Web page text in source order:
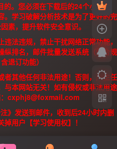
。您必须在下载后的24个小时之
。学习破解分析技术是为了更好的完
素，提升软件安全意识。
法违规，禁止干扰网络正常功能，
纵排名，邮件批量发送系统（需合规
退订功能）
者其他任何非法用途！否则，产生任
与本网站无关！如有侵权或非法用途
：cxphj8@foxmail.com
》发送到邮件，收到后24小时内删
用户【学习使用权】！